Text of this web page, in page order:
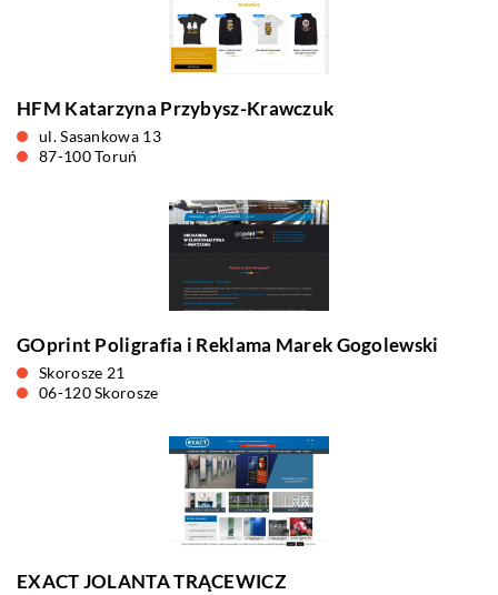
HFM Katarzyna Przybysz-Krawczuk
ul. Sasankowa 13
87-100 Toruń
GOprint Poligrafia i Reklama Marek Gogolewski
Skorosze 21
06-120 Skorosze
EXACT JOLANTA TRĄCEWICZ